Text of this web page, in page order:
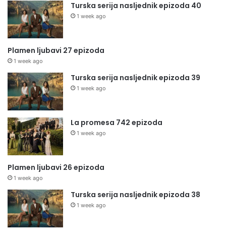
Turska serija nasljednik epizoda 40
1 week ago
Plamen ljubavi 27 epizoda
1 week ago
Turska serija nasljednik epizoda 39
1 week ago
La promesa 742 epizoda
1 week ago
Plamen ljubavi 26 epizoda
1 week ago
Turska serija nasljednik epizoda 38
1 week ago